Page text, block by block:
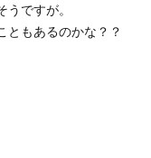
ですが。
ともあるのかな？？